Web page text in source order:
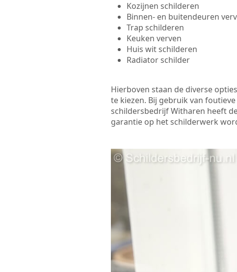
Kozijnen schilderen
Binnen- en buitendeuren
Trap schilderen
Keuken verven
Huis wit schilderen
Radiator schilder
Hierboven staan de diverse
te kiezen. Bij gebruik van
schildersbedrijf Witharen heeft
garantie op het schilderwerk